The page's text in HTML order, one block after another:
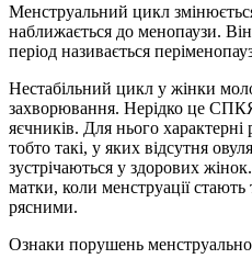
Менструальний цикл
наближається до менопаузи.
період називається
Нестабільний цикл у жінки
захворювання. Нерідко це
яєчників. Для нього характерні
тобто такі, у яких відсутня
зустрічаються у здорових
матки, коли менструації
рясними.
Ознаки порушень